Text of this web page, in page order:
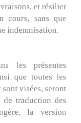
et résilier
cours, sans que
indemnisation.
les présentes
que toutes les
visées, seront
de traduction des
la version